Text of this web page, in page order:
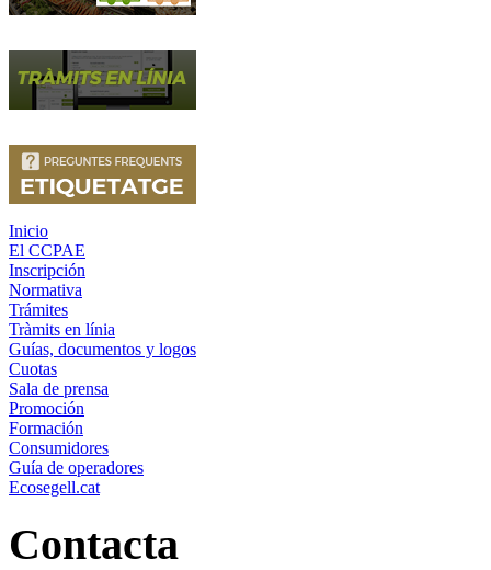
Inicio
El CCPAE
Inscripción
Normativa
Trámites
Tràmits en línia
Guías, documentos y logos
Cuotas
Sala de prensa
Promoción
Formación
Consumidores
Guía de operadores
Ecosegell.cat
Contacta